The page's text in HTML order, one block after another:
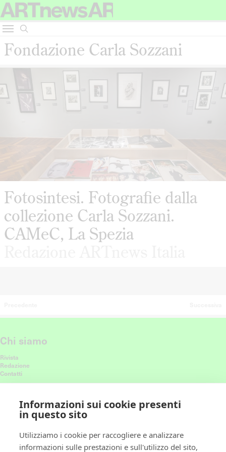
Fondazione Carla Sozzani
Fotosintesi. Fotografie dalla
collezione Carla Sozzani.
CAMeC, La Spezia
Chi siamo
Rivista
Redazione
Contatti
Connettiti con noi
Ricevi le nostre ultime storie nel feed
Informazioni sui cookie presenti
in questo sito
Utilizziamo i cookie per raccogliere e analizzare
informazioni sulle prestazioni e sull'utilizzo del sito,